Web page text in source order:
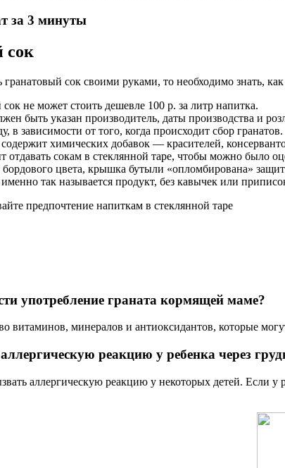
за 3 минуты
сок
сок своими руками, то необходимо знать,
не может стоить дешевле 100 р. за литр напитка.
быть указан производитель, даты производства и
в зависимости от того, когда происходит сбор гранатов.
химических добавок — красителей,
отдавать сокам в стеклянной таре, чтобы можно было
цвета, крышка бутыли «опломбирована»
так называется продукт, без кавычек или
предпочтение напиткам в стеклянной таре
употребление граната кормящей маме?
витаминов, минералов и антиоксидантов, которые
реакцию у ребенка через
аллергическую реакцию у некоторых детей. Если